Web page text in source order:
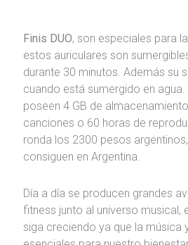
Finis DUO, son especiales para
estos auriculares son
durante 30 minutos. Además su
cuando está sumergido en
poseen 4 GB de
canciones o 60 horas de
ronda los 2300 pesos
consiguen en Argentina.
Día a día se producen grandes
fitness junto al universo musical,
siga creciendo ya que la música